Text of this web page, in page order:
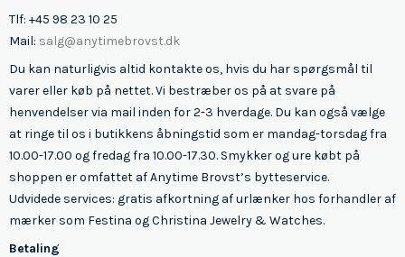
Tlf: +45 98 23 10 25
Mail: salg@anytimebrovst.dk
Du kan naturligvis altid kontakte os, hvis du har spørgsmål til
varer eller køb på nettet. Vi bestræber os på at svare på
henvendelser via mail inden for 2-3 hverdage. Du kan også vælge
at ringe til os i butikkens åbningstid som er mandag-torsdag fra
10.00-17.00 og fredag fra 10.00-17.30. Smykker og ure købt på
shoppen er omfattet af Anytime Brovst’s bytteservice.
Udvidede services: gratis afkortning af urlænker hos forhandler af
mærker som Festina og Christina Jewelry & Watches.
Betaling